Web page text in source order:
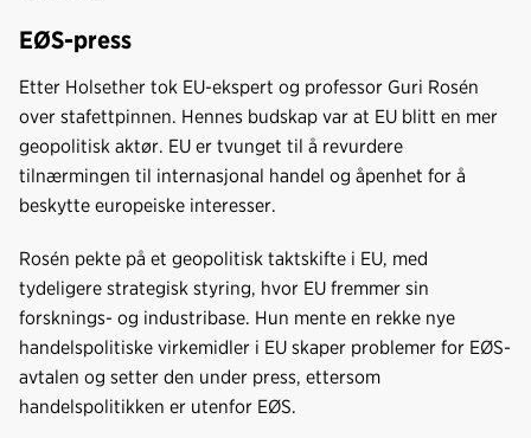
EØS-press
Etter Holsether tok EU-ekspert og professor Guri Rosén
over stafettpinnen. Hennes budskap var at EU blitt en mer
geopolitisk aktør. EU er tvunget til å revurdere
tilnærmingen til internasjonal handel og åpenhet for å
beskytte europeiske interesser.
Rosén pekte på et geopolitisk taktskifte i EU, med
tydeligere strategisk styring, hvor EU fremmer sin
forsknings- og industribase. Hun mente en rekke nye
handelspolitiske virkemidler i EU skaper problemer for EØS-
avtalen og setter den under press, ettersom
handelspolitikken er utenfor EØS.